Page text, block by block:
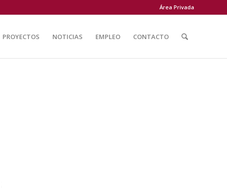
Área Privada
PROYECTOS NOTICIAS EMPLEO CONTACTO